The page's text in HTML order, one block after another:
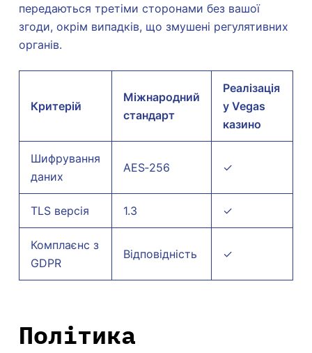
передаються третіми сторонами без вашої
згоди, окрім випадків, що змушені регулятивних
органів.
Критерій
Міжнародний
стандарт
Реалізація
у Vegas
казино
Шифрування
даних
AES‑256 ✓
TLS версія 1.3 ✓
Комплаєнс з
GDPR
Відповідність ✓
Політика